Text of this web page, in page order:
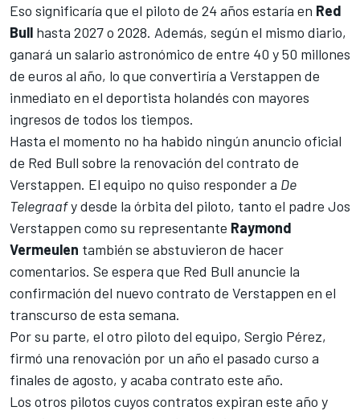
Eso significaría que el piloto de 24 años estaría en Red
Bull hasta 2027 o 2028. Además, según el mismo diario,
ganará un salario astronómico de entre 40 y 50 millones
de euros al año, lo que convertiría a Verstappen de
inmediato en el deportista holandés con mayores
ingresos de todos los tiempos.
Hasta el momento no ha habido ningún anuncio oficial
de Red Bull sobre la renovación del contrato de
Verstappen. El equipo no quiso responder a De
Telegraafy desde la órbita del piloto, tanto el padre Jos
Verstappen como su representante Raymond
Vermeulen también se abstuvieron de hacer
comentarios. Se espera que Red Bull anuncie la
confirmación del nuevo contrato de Verstappen en el
transcurso de esta semana.
Por su parte, el otro piloto del equipo, Sergio Pérez,
firmó una renovación por un año el pasado curso a
finales de agosto, y acaba contrato este año.
Los otros pilotos cuyos contratos expiran este año y